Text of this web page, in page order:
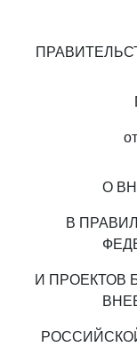
О
В
И ПРОЕКТОВ